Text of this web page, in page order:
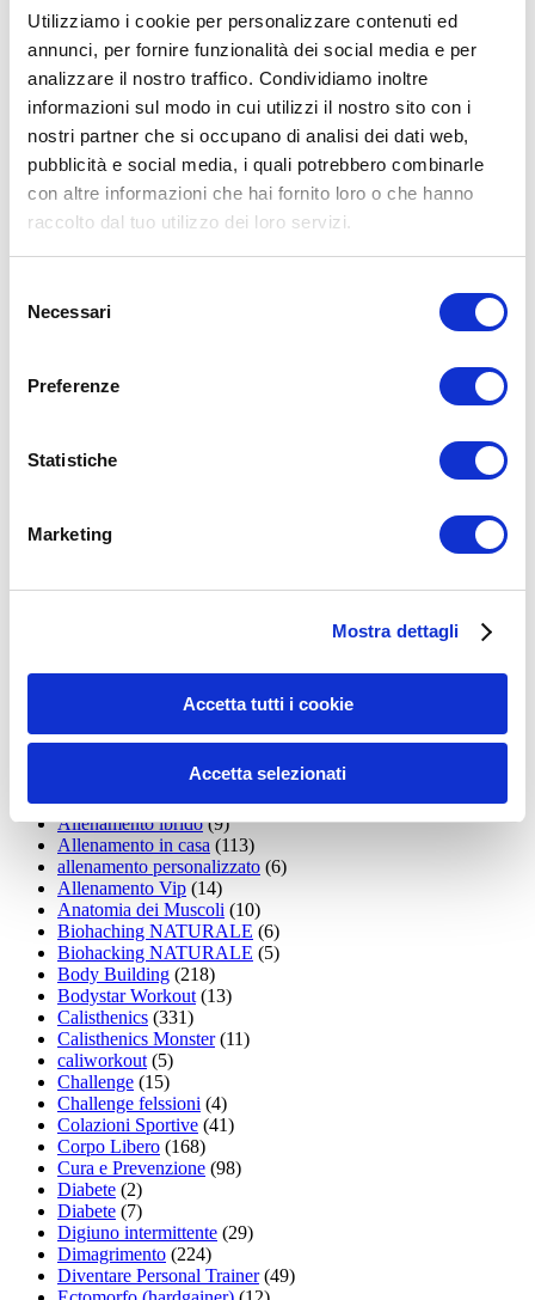
Utilizziamo i cookie per personalizzare contenuti ed
annunci, per fornire funzionalità dei social media e per
analizzare il nostro traffico. Condividiamo inoltre
informazioni sul modo in cui utilizzi il nostro sito con i
nostri partner che si occupano di analisi dei dati web,
pubblicità e social media, i quali potrebbero combinarle
con altre informazioni che hai fornito loro o che hanno
raccolto dal tuo utilizzo dei loro servizi.
delNecessari
Preferenze
Statistiche
Marketing
Mostra dettagli
Accetta tutti i cookie
Accetta selezionati
ALLENATI CON ME!
15WORKOUT
Addominali(99)
Allenamenti in Diretta(30)
(1.800)
Allenamento aerobico(16)
Allenamento Braccia(9)
Allenamento Donne(75)
Allenamento funzionale(6)
Allenamento ibrido(9)
Allenamento in casa (113)
allenamento personalizzato (6)
Allenamento Vip (14)
Anatomia dei Muscoli (10)
Biohaching NATURALE (6)
Biohacking NATURALE (5)
Body Building (218)
Bodystar Workout(13)
Calisthenics (331)
Calisthenics Monster(11)
caliworkout(5)
Challenge (15)
Challenge felssioni (4)
Colazioni Sportive (41)
Corpo Libero (168)
Cura e Prevenzione (98)
Diabete (2)
Diabete (7)
Digiuno intermittente (29)
Dimagrimento (224)
Diventare Personal Trainer(49)